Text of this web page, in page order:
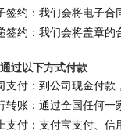
签约：我们会将电子
签约：我们会将盖章的
过以下方式付款
支付：到公司现金付款
转账：通过全国任何
支付：支付宝支付、信